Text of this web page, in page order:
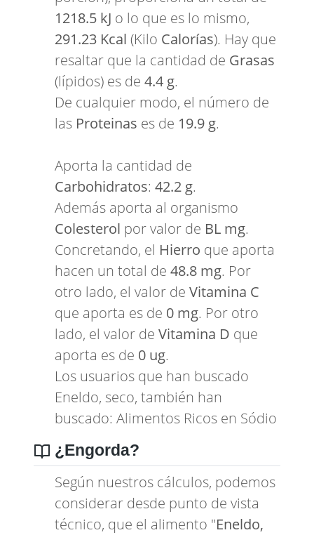
1218.5 kJ o lo que es lo mismo,
291.23 Kcal (Kilo Calorías). Hay que
resaltar que la cantidad de Grasas
(lípidos) es de 4.4 g.
De cualquier modo, el número de
las Proteinas es de 19.9 g.
Aporta la cantidad de
Carbohidratos: 42.2 g.
Además aporta al organismo
Colesterol por valor de BL mg.
Concretando, el Hierro que aporta
hacen un total de 48.8 mg. Por
otro lado, el valor de Vitamina C
que aporta es de 0 mg. Por otro
lado, el valor de Vitamina D que
aporta es de 0 ug.
Los usuarios que han buscado
Eneldo, seco, también han
buscado: Alimentos Ricos en Sódio
¿Engorda?
Según nuestros cálculos, podemos
considerar desde punto de vista
técnico, que el alimento "Eneldo,